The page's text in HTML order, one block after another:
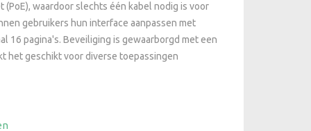
waardoor slechts één kabel nodig is voor
gebruikers hun interface aanpassen met
16 pagina's. Beveiliging is gewaarborgd met een
het geschikt voor diverse toepassingen